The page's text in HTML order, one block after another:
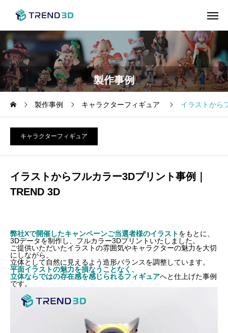
製作事例
製作事例 キャラクターフィギュア イラストから
キャラクターフィギュア
イラストからフルカラー3Dプリント事例｜
TREND 3D
弊社Xで開催したキャンペーンご当選者様のイラストをもとに、
3Dデータを制作し、フルカラー3Dプリントいたしました。
ご提供いただいたイラストの雰囲気やキャラクターの魅力を大切
にしながら、
立体として自然に見えるよう造形バランスを調整しています。
平面イラストの魅力を損なうことなく、
立体ならではの存在感を感じられるフィギュアへと仕上げた事例
です。